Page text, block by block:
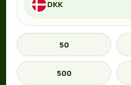
DKK
50
500